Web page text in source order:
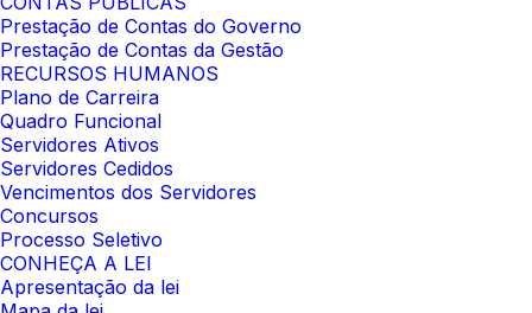
Prestação de Contas do Governo
Prestação de Contas da Gestão
RECURSOS HUMANOS
Plano de Carreira
Quadro Funcional
Servidores Ativos
Servidores Cedidos
Vencimentos dos Servidores
Concursos
Processo Seletivo
CONHEÇA A LEI
Apresentação da lei